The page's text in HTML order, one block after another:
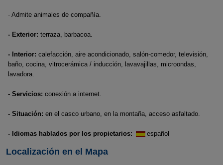
- Admite animales de compañía.
- Exterior: terraza, barbacoa.
- Interior: calefacción, aire acondicionado, salón-comedor, televisión,
baño, cocina, vitrocerámica / inducción, lavavajillas, microondas,
lavadora.
- Servicios: conexión a internet.
- Situación: en el casco urbano, en la montaña, acceso asfaltado.
- Idiomas hablados por los propietarios: español
Localización en el Mapa